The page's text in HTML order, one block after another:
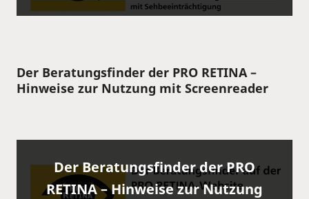
Der Beratungsfinder der PRO RETINA –
Hinweise zur Nutzung mit Screenreader
Der Beratungsfinder der PRO
RETINA – Hinweise zur Nutzung